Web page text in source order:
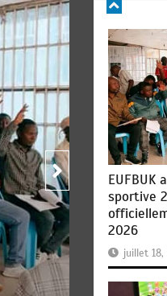
Général
2025-
EUFBUK
sportive
2026
juillet 18,